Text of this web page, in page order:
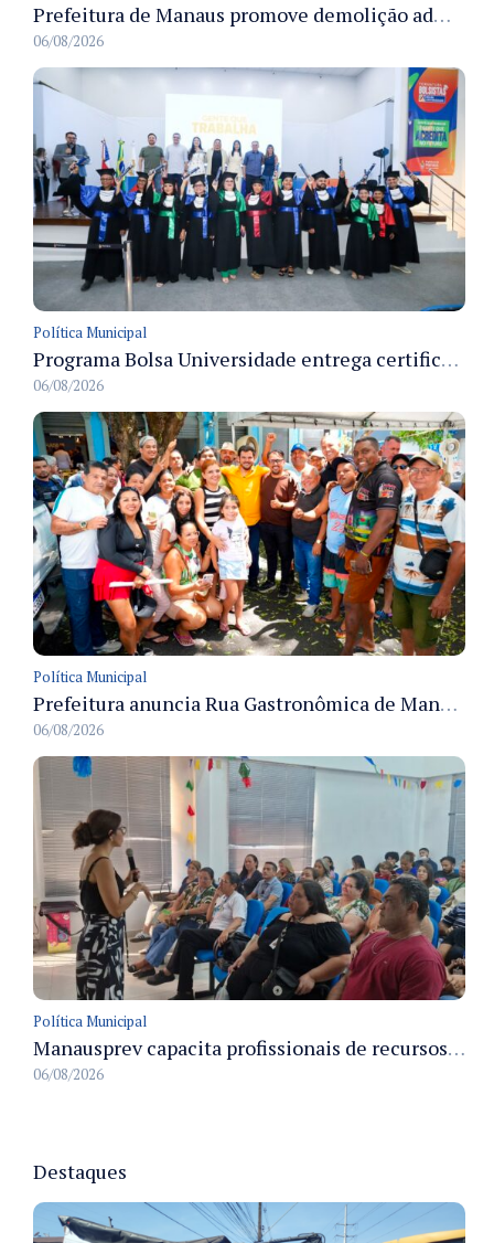
Prefeitura de Manaus promove demolição administrativa de cinco estruturas que ocupavam calçada pública
06/08/2026
Política Municipal
Programa Bolsa Universidade entrega certificados a formandos em Manaus na sede do Executivo municipal
06/08/2026
Política Municipal
Prefeitura anuncia Rua Gastronômica de Manaus e garante alternativas para 54 ambulantes cadastrados
06/08/2026
Política Municipal
Manausprev capacita profissionais de recursos humanos para agilizar concessão de aposentadorias no município
06/08/2026
Destaques